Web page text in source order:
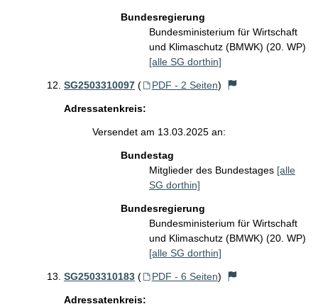
Bundesregierung
Bundesministerium für Wirtschaft
und Klimaschutz (BMWK) (20. WP)
[alle SG dorthin]
SG2503310097 ( PDF - 2 Seiten)
Adressatenkreis:
Versendet am 13.03.2025 an:
Bundestag
Mitglieder des Bundestages [alle
SG dorthin]
Bundesregierung
Bundesministerium für Wirtschaft
und Klimaschutz (BMWK) (20. WP)
[alle SG dorthin]
SG2503310183 ( PDF - 6 Seiten)
Adressatenkreis: